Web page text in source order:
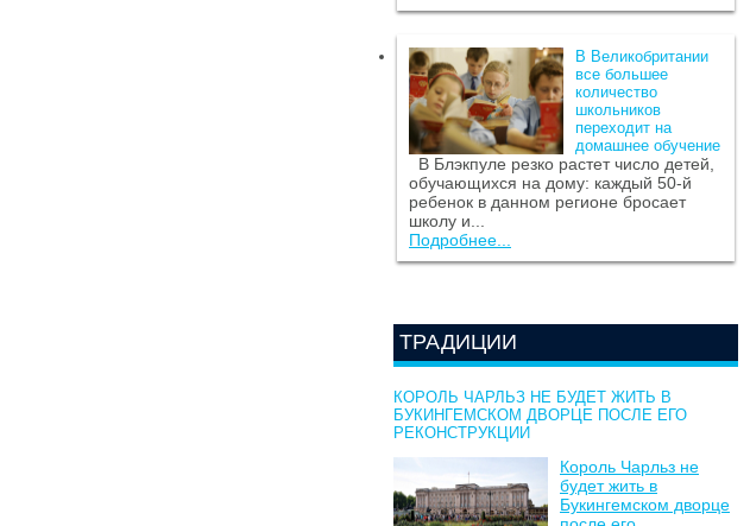
В Великобритании
все большее
количество
школьников
переходит на
домашнее обучение
В Блэкпуле резко растет число детей,
обучающихся на дому: каждый 50-й
ребенок в данном регионе бросает
школу и...
Подробнее...
ТРАДИЦИИ
КОРОЛЬ ЧАРЛЬЗ НЕ БУДЕТ ЖИТЬ В
БУКИНГЕМСКОМ ДВОРЦЕ ПОСЛЕ ЕГО
РЕКОНСТРУКЦИИ
Король Чарльз не
будет жить в
Букингемском дворце